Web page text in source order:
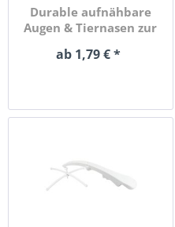
Durable aufnähbare
Augen & Tiernasen zur
ab 1,79 € *